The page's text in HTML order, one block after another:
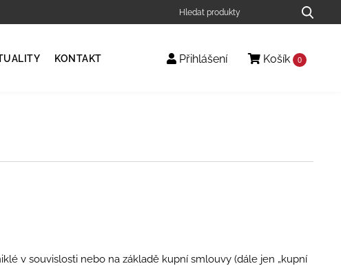
KONTAKT Přihlášení Košík 0
v souvislosti nebo na základě kupní smlouvy (dále jen „kupní